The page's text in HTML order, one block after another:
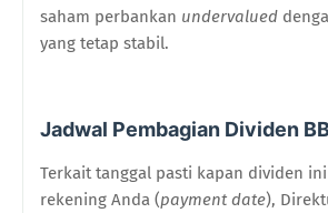
saham perbankan undervalued
yang tetap stabil.
Jadwal Pembagian Dividen
Terkait tanggal pasti kapan dividen
rekening Anda (payment date),